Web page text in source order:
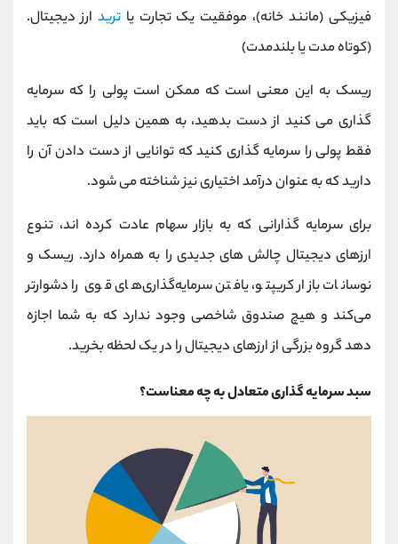
فیزیکی (مانند خانه)، موفقیت یک تجارت یاترید ارز دیجیتال.
(کوتاه مدت یا بلندمدت)
ریسک به این معنی است که ممکن است پولی را که سرمایه
گذاری می کنید از دست بدهید، به همین دلیل است که باید
فقط پولی را سرمایه گذاری کنید که توانایی از دست دادن آن را
دارید که به عنوان درآمد اختیاری نیز شناخته می شود.
برای سرمایه گذارانی که به بازار سهام عادت کرده اند، تنوع
ارزهای دیجیتال چالش های جدیدی را به همراه دارد. ریسک و
نوسانات بازار کریپتو، یافتن سرمایه‌گذاری‌های قوی را دشوارتر
می‌کند و هیچ صندوق شاخصی وجود ندارد که به شما اجازه
دهد گروه بزرگی از ارزهای دیجیتال را در یک لحظه بخرید.
سبد سرمایه گذاری متعادل به چه معناست؟